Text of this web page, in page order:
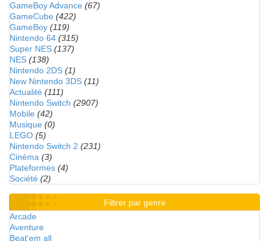
GameBoy Advance (67)
GameCube (422)
GameBoy (119)
Nintendo 64 (315)
Super NES (137)
NES (138)
Nintendo 2DS (1)
New Nintendo 3DS (11)
Actualité (111)
Nintendo Switch (2907)
Mobile (42)
Musique (0)
LEGO (5)
Nintendo Switch 2 (231)
Cinéma (3)
Plateformes (4)
Société (2)
Filtrer par genre
Arcade
Aventure
Beat'em all